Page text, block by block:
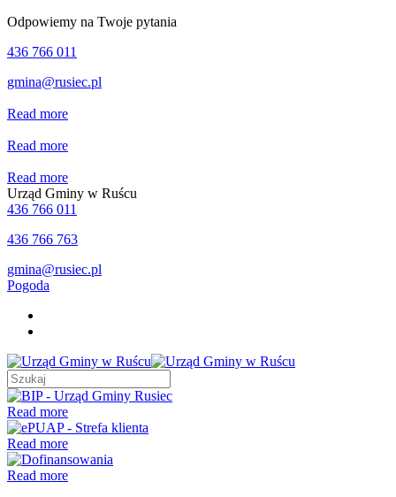
Odpowiemy na Twoje pytania
436 766 011
gmina@rusiec.pl
Read more
Read more
Read more
Urząd Gminy w Ruścu
436 766 011
436 766 763
gmina@rusiec.pl
Pogoda
Read more
Read more
Read more